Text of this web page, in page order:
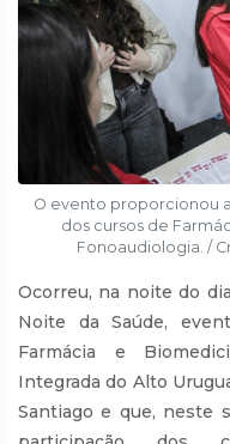
O evento proporcionou
dos cursos de
Fonoaudiologia. /
Ocorreu, na noite do
Noite da Saúde,
Farmácia e
Integrada do Alto
Santiago e que, neste